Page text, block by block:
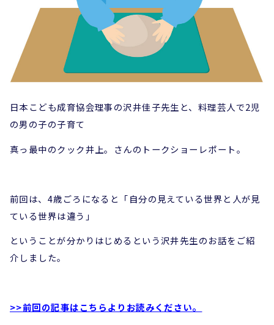
日本こども成育協会理事の沢井佳子先生と、料理芸人で2児
の男の子の子育て
真っ最中のクック井上。さんのトークショーレポート。
前回は、4歳ごろになると「自分の見えている世界と人が見
ている世界は違う」
ということが分かりはじめるという沢井先生のお話をご紹
介しました。
>>前回の記事はこちらよりお読みください。